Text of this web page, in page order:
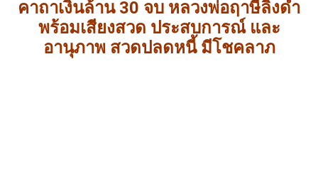
คาถาเงินล้าน 30 จบ หลวงพ่อฤาษีลิงดำ
พร้อมเสียงสวด ประสบการณ์ และ
อานุภาพ สวดปลดหนี้ มีโชคลาภ